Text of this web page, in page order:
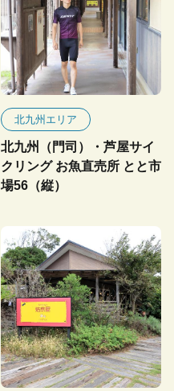
北九州エリア
北九州（門司）・芦屋サイ
クリング お魚直売所 とと市
場56（縦）